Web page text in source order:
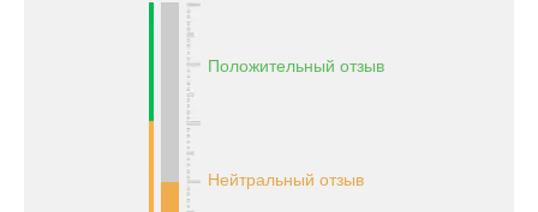
Положительный отзыв
Нейтральный отзыв